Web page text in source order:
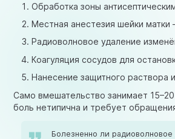
Обработка зоны
Местная анестезия шейки
Радиоволновое удаление
Коагуляция сосудов для
Нанесение защитного раствора
Само вмешательство занимает
боль нетипична и требует
Болезненно ли